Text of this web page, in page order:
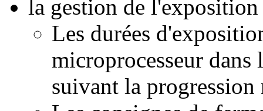
la gestion de
Les durées
microprocesseur dans
suivant la progression